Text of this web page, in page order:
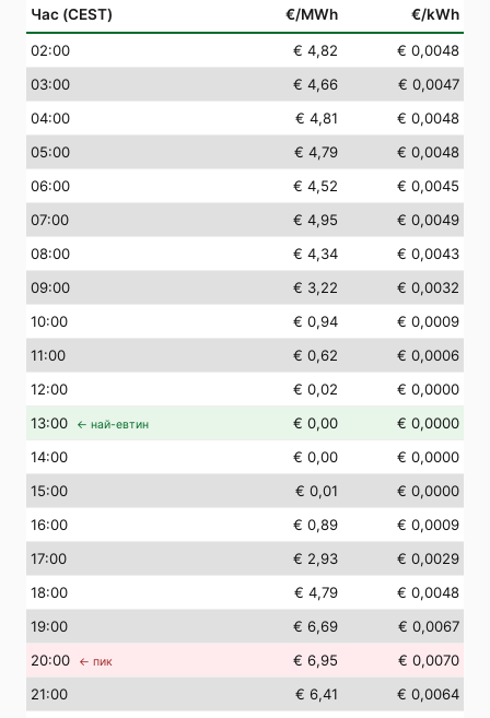
Час (CEST) €/MWh €/kWh
02:00 € 4,82
€ 0,0048
03:00 € 4,66
€ 0,0047
04:00 € 4,81
€ 0,0048
05:00 € 4,79
€ 0,0048
06:00 € 4,52
€ 0,0045
07:00 € 4,95
€ 0,0049
08:00 € 4,34
€ 0,0043
09:00 € 3,22
€ 0,0032
10:00 € 0,94
€ 0,0009
11:00 € 0,62
€ 0,0006
12:00 € 0,02
€ 0,0000
13:00 ← най-евтин € 0,00
€ 0,0000
14:00 € 0,00
€ 0,0000
15:00 € 0,01
€ 0,0000
16:00 € 0,89
€ 0,0009
17:00 € 2,93
€ 0,0029
18:00 € 4,79
€ 0,0048
19:00 € 6,69
€ 0,0067
20:00 ← пик € 6,95
€ 0,0070
21:00 € 6,41
€ 0,0064